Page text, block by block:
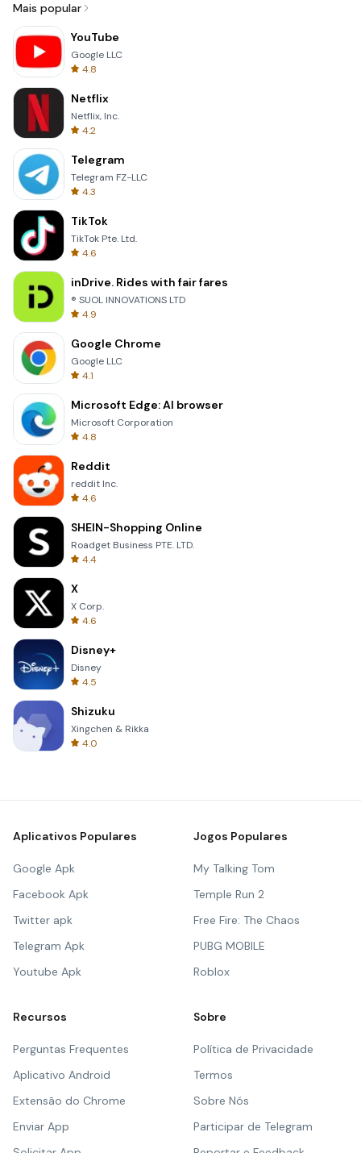
Mais popular
YouTube
Google LLC
4.8
Netflix
Netflix, Inc.
4.2
Telegram
Telegram FZ-LLC
4.3
TikTok
TikTok Pte. Ltd.
4.6
inDrive. Rides with fair fares
® SUOL INNOVATIONS LTD
4.9
Google Chrome
Google LLC
4.1
Microsoft Edge: AI browser
Microsoft Corporation
4.8
Reddit
reddit Inc.
4.6
SHEIN-Shopping Online
Roadget Business PTE. LTD.
4.4
X
X Corp.
4.6
Disney+
Disney
4.5
Shizuku
Xingchen & Rikka
4.0
Aplicativos Populares
Google Apk
Facebook Apk
Twitter apk
Telegram Apk
Youtube Apk
Jogos Populares
My Talking Tom
Temple Run 2
Free Fire: The Chaos
PUBG MOBILE
Roblox
Recursos
Perguntas Frequentes
Aplicativo Android
Extensão do Chrome
Enviar App
Sobre
Política de Privacidade
Termos
Sobre Nós
Participar de Telegram